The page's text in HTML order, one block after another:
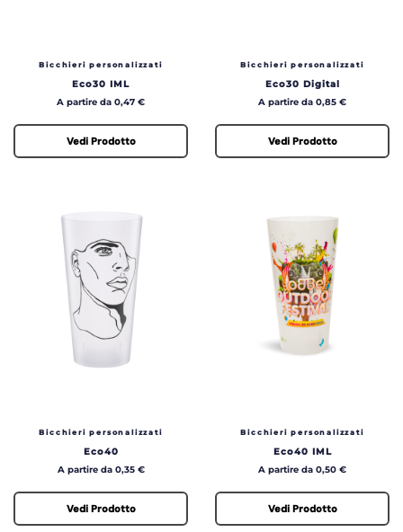
Bicchieri personalizzati
Eco30 IML
Prezzo
A partire da 0,47 €
Vedi Prodotto
Bicchieri personalizzati
Eco30 Digital
Prezzo
A partire da 0,85 €
Vedi Prodotto
Bicchieri personalizzati
Eco40
Prezzo
A partire da 0,35 €
Vedi Prodotto
Bicchieri personalizzati
Eco40 IML
Prezzo
A partire da 0,50 €
Vedi Prodotto